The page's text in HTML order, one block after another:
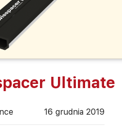
Ultimate
16 grudnia 2019